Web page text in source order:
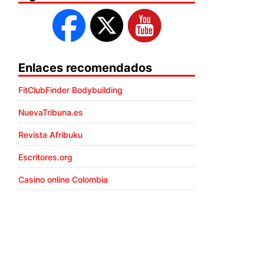
Enlaces recomendados
FitClubFinder Bodybuilding
NuevaTribuna.es
Revista Afribuku
Escritores.org
Casino online Colombia